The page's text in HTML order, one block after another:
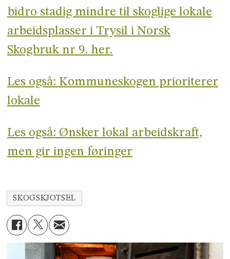
bidro stadig mindre til skoglige lokale
arbeidsplasser i Trysil i Norsk
Skogbruk nr 9. her.
Les også: Kommuneskogen prioriterer
lokale
Les også: Ønsker lokal arbeidskraft,
men gir ingen føringer
SKOGSKJOTSEL